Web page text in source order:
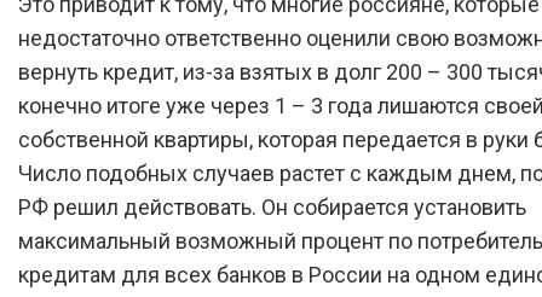
недостаточно ответственно оценили свою
вернуть кредит, из-за взятых в долг 200 – 300
конечно итоге уже через 1 – 3 года лишаются
собственной квартиры, которая передается в руки
Число подобных случаев растет с каждым днем,
РФ решил действовать. Он собирается установить
максимальный возможный процент по
кредитам для всех банков в России на одном